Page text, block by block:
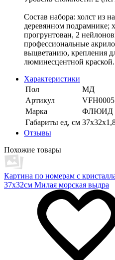
Состав набора: холст из
деревянном подрамнике;
прогрунтован, 2
профессиональные
выцветанию, крепления
люминесцентной краской.
Характеристики
Пол
МД
Артикул
VFH0005
Марка
ФЛЮИД
Габариты ед, см
Отзывы
Похожие товары
Картина по номерам с
37х32см Милая морская выдра